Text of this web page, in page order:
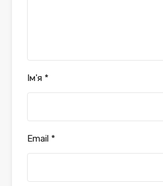
Ім'я *
Email *